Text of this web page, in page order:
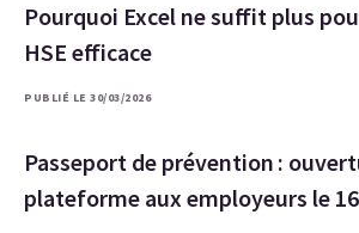
Pourquoi Excel ne suffit plus
HSE efficace
PUBLIÉ LE 30/03/2026
Passeport de prévention :
plateforme aux employeurs le